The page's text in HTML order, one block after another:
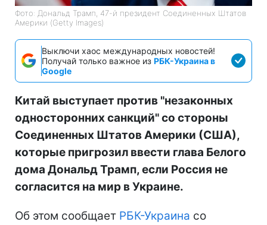
Фото: Дональд Трамп, 47-й президент Соединенных Штатов
Америки (Getty Images)
Выключи хаос международных новостей!
Получай только важное из РБК-Украина в
Google
Китай выступает против "незаконных
односторонних санкций" со стороны
Соединенных Штатов Америки (США),
которые пригрозил ввести глава Белого
дома Дональд Трамп, если Россия не
согласится на мир в Украине.
Об этом сообщает РБК-Украина со